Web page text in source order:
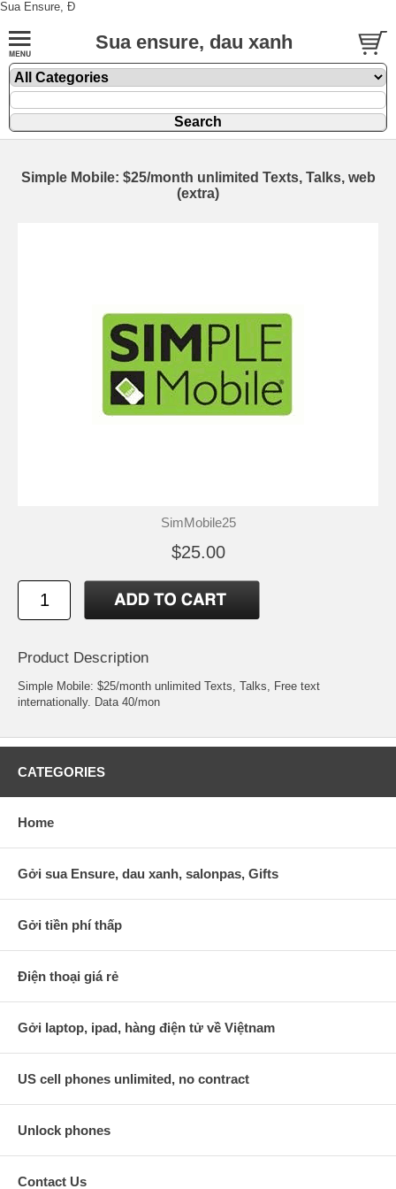
Sua Ensure, Đ
Sua ensure, dau xanh
Simple Mobile: $25/month unlimited Texts, Talks, web
(extra)
SimMobile25
$25.00
Product Description
Simple Mobile: $25/month unlimited Texts, Talks, Free text
internationally. Data 40/mon
CATEGORIES
Home
Gởi sua Ensure, dau xanh, salonpas, Gifts
Gởi tiền phí thấp
Điện thoại giá rẻ
Gởi laptop, ipad, hàng điện tử về Việtnam
US cell phones unlimited, no contract
Unlock phones
Contact Us